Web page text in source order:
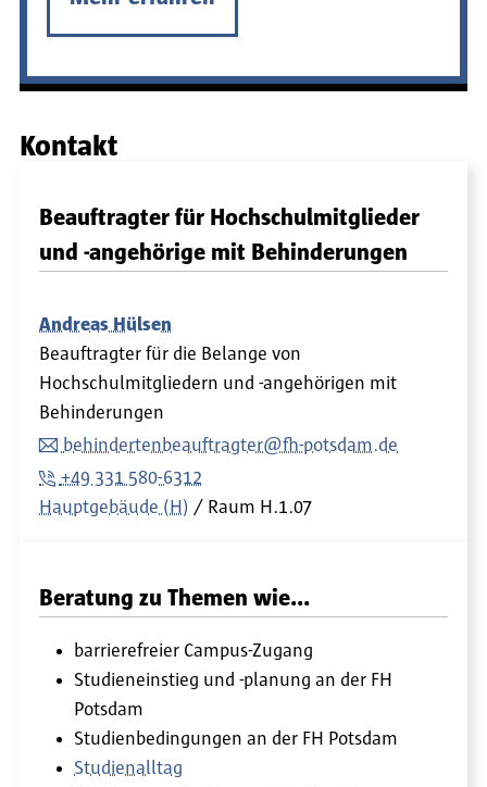
Kontakt
Beauftragter für Hochschulmitglieder
und -angehörige mit Behinderungen
Andreas Hülsen
Beauftragter für die Belange von
Hochschulmitgliedern und -angehörigen mit
Behinderungen
behindertenbeauftragter@fh-potsdam.de
+49 331 580-6312
Hauptgebäude (H)
Raum H.1.07
Beratung zu Themen wie...
barrierefreier Campus-Zugang
Studieneinstieg und -planung an der FH
Potsdam
Studienbedingungen an der FH Potsdam
Studienalltag